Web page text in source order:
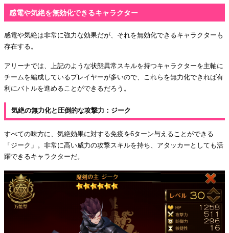
感電や気絶を無効化できるキャラクター
感電や気絶は非常に強力な効果だが、それを無効化できるキャラクターも
存在する。
アリーナでは、上記のような状態異常スキルを持つキャラクターを主軸に
チームを編成しているプレイヤーが多いので、これらを無力化できれば有
利にバトルを進めることができるだろう。
気絶の無力化と圧倒的な攻撃力：ジーク
すべての味方に、気絶効果に対する免疫を6ターン与えることができる
「ジーク」。非常に高い威力の攻撃スキルを持ち、アタッカーとしても活
躍できるキャラクターだ。